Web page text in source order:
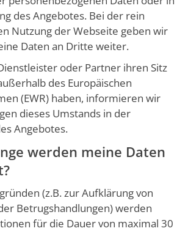
des Angebotes. Bei der rein
Nutzung der Webseite geben wir
Daten an Dritte weiter.
oder Partner ihren Sitz
des Europäischen
(EWR) haben, informieren wir
dieses Umstands in der
Angebotes.
werden meine Daten
(z.B. zur Aufklärung von
Betrugshandlungen) werden
für die Dauer von maximal 30